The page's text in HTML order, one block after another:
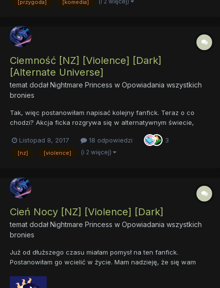
nad fikiem więc bez przerwy będzie mutował w chaotyczny
[przygoda] [komedia]
Ciemność [NZ] [Violence] [Dark]
[Alternate Universe]
temat dodałNightmare Princess w Opowiadania wszystkich
bronies
Tak, więc postanowiłam napisać kolejny fanfick. Teraz o co
chodzi? Akcja ficka rozgrywa się w alternatywnym świecie,
to wojna z królem Sombrą. W tym wymiarze mane 6 są
rozproszone po całej Equestrii, która znajduje się w stan...
Listopad 8, 2017 18 odpowiedzi 3
[nz] [violence] (i 2 więcej)
Cień Nocy [NZ] [Violence] [Dark]
temat dodałNightmare Princess w Opowiadania wszystkich
bronies
Już od dłuższego czasu miałam pomysł na ten fanfick.
Postanowiłam go wcielić w życie. Mam nadzieję, że się wam